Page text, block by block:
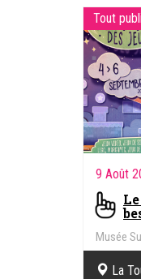
Tout
9 Août
Musée
La